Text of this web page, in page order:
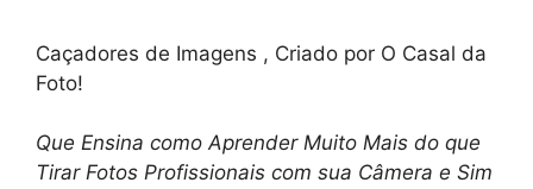
Caçadores de Imagens , Criado por O Casal da
Foto!
Que Ensina como Aprender Muito Mais do que
Tirar Fotos Profissionais com sua Câmera e Sim